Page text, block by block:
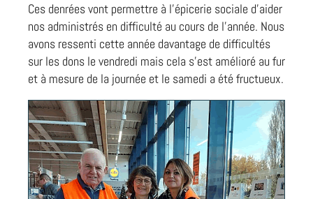
Ces denrées vont permettre à l’épicerie sociale d’aider
nos administrés en difficulté au cours de l’année. Nous
avons ressenti cette année davantage de difficultés
sur les dons le vendredi mais cela s’est amélioré au fur
et à mesure de la journée et le samedi a été fructueux.